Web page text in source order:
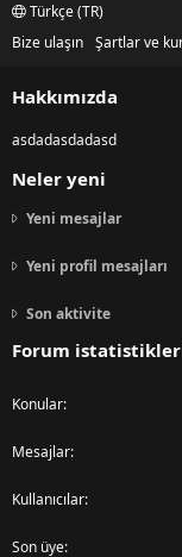
Türkçe (TR)
Bize ulaşın Şartlar ve
Hakkımızda
asdadasdadasd
Neler yeni
Yeni mesajlar
Yeni profil mesajları
Son aktivite
Forum
Konular
Mesajlar
Kullanıcılar
Son üye